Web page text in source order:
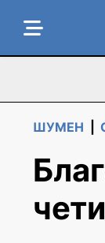
ШУМЕН